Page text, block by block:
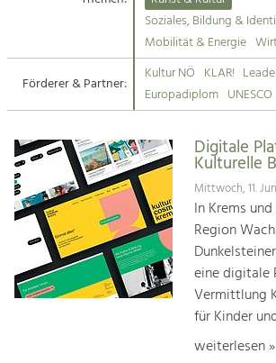
Suche
Impressum
Kontakt
Angebotsentwicklung und
Handwerk, Wissenschaft und Forschung.
Soziales, Bildung &
Identität
Gleichberechtigung, Jugend und
Integration
Mobilität & Energie
Klimawandel, öffentlicher Verkehr und
Soziales, Bildung &
Mobilität & Energie
Förderer & Partner:
Kultur NÖ KLAR!
Europadiplom UNESCO
Digitale
Kulturelle
Mittwoch, 11.
In Krems
Region
eine digitale
Vermittlung
für Kinder
weiterlesen »